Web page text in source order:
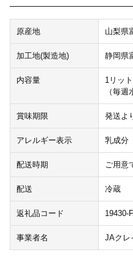
原産地 山梨県
加工地(製造地) 静岡県
内容量
1リッ
（毎週
賞味期限 発送よ
アレルギー表示 乳成分
配送時期 ご用意
配送 冷蔵
返礼品コード 19430-
事業者名 JAク